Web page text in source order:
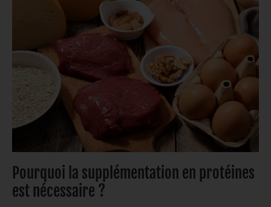
Pourquoi la supplémentation en protéines
est nécessaire ?